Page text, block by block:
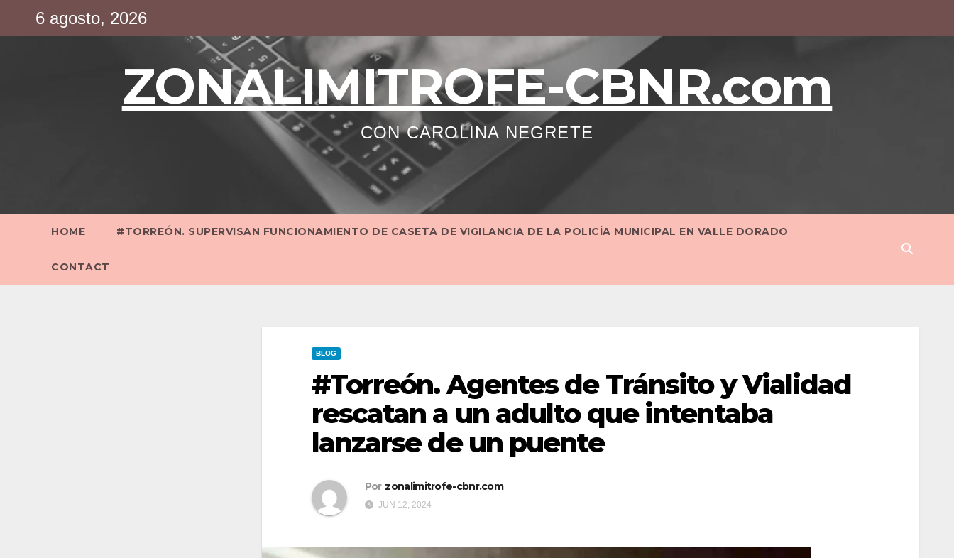
6 agosto, 2026
ZONALIMITROFE-CBNR.com
CON CAROLINA NEGRETE
HOME #TORREÓN. SUPERVISAN FUNCIONAMIENTO DE CASETA DE VIGILANCIA DE LA POLICÍA MUNICIPAL EN VALLE DORADO
CONTACT
BLOG
#Torreón. Agentes de Tránsito y Vialidad
rescatan a un adulto que intentaba
lanzarse de un puente
Por zonalimitrofe-cbnr.com
JUN 12, 2024